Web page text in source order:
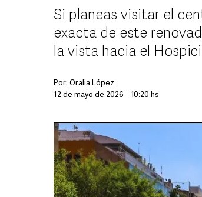
Si planeas visitar el
exacta de este
la vista hacia el
Por: Oralia López
12 de mayo de 2026 - 10:20 hs